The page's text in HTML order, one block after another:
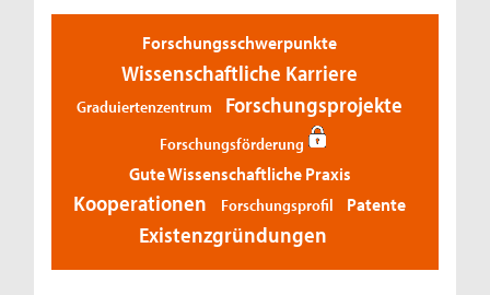
Forschungsschwerpunkte
Wissenschaftliche Karriere
Graduiertenzentrum Forschungsprojekte
Forschungsförderung
Gute Wissenschaftliche Praxis
Kooperationen Forschungsprofil Patente
Existenzgründungen